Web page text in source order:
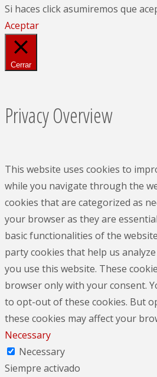
Si haces click asumiremos que
Aceptar
Cerrar
Privacy Overview
This website uses cookies to
while you navigate through the
cookies that are categorized as
your browser as they are
basic functionalities of the
party cookies that help us
you use this website. These
browser only with your consent.
to opt-out of these cookies. But
these cookies may affect your
Necessary
Necessary
Siempre activado